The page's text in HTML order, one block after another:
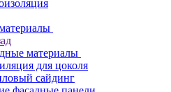
материалы
для цоколя
сайдинг